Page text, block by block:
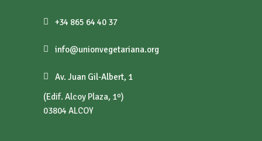
+34 865 64 40 37
info@unionvegetariana.org
Av. Juan Gil-Albert, 1
(Edif. Alcoy Plaza, 1º)
03804 ALCOY